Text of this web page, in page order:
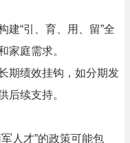
建“引、育、用、留”全
家庭需求。
期绩效挂钩，如分期发
后续支持。
人才”的政策可能包